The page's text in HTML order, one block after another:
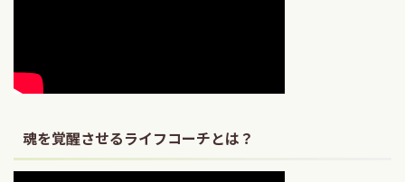
魂を覚醒させるライフコーチとは？